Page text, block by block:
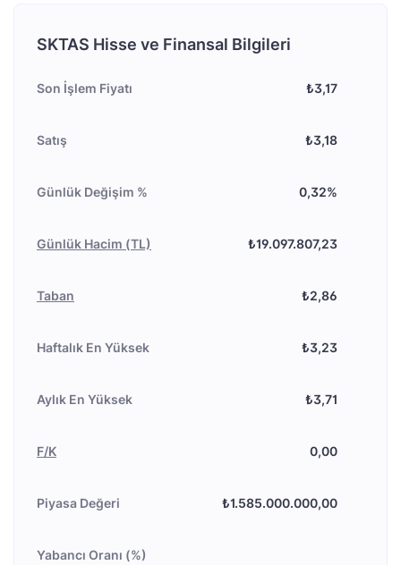
SKTAS Hisse ve Finansal Bilgileri
Son İşlem Fiyatı ₺3,17
Satış ₺3,18
Günlük Değişim % 0,32%
Günlük Hacim (TL) ₺19.097.807,23
Taban ₺2,86
Haftalık En Yüksek ₺3,23
Aylık En Yüksek ₺3,71
F/K 0,00
Piyasa Değeri ₺1.585.000.000,00
Yabancı Oranı (%)